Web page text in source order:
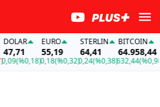
(%0,18)
EURO
55,19
0,18(%0,32)
STERLIN
64,41
0,24(%0,38)
BITCOIN
64.958,44
632,44(%0,98)